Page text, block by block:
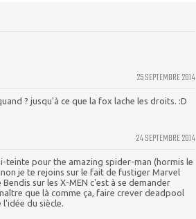
25 SEPTEMBRE 2014
? jusqu'à ce que la fox lache les droits. :D
24 SEPTEMBRE 2014
teinte pour the amazing spider-man (hormis le
je te rejoins sur le fait de fustiger Marvel
sur les X-MEN c'est à se demander
que là comme ça, faire crever deadpool
l'idée du siècle.